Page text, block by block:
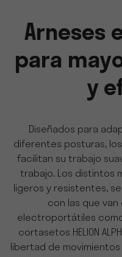
Arneses
para
y
Diseñados para
diferentes posturas, los
facilitan su trabajo
trabajo. Los distintos
ligeros y resistentes,
con las que
electroportátiles
cortasetos HELION
libertad de